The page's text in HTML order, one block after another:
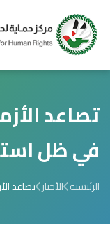
تصاعد
في ظل
الرئيسية الأخبار تصاعد